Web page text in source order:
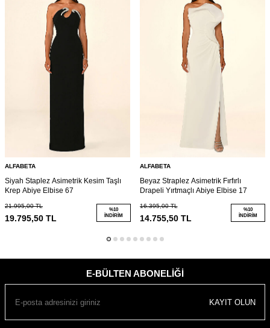
ALFABETA
Siyah Staplez Asimetrik Kesim Taşlı
Krep Abiye Elbise 67
21.995,00TL
19.795,50 TL
%10
İNDIRIM
ALFABETA
Beyaz Straplez Asimetrik Fırfırlı
Drapeli Yırtmaçlı Abiye Elbise 17
16.395,00TL
14.755,50TL
%10
İNDIRIM
E-BÜLTEN ABONELIĞI
KAYIT OLUN